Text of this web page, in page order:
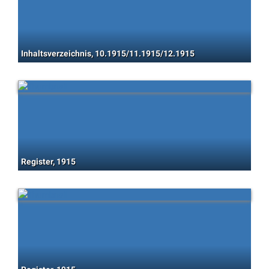
Inhaltsverzeichnis, 10.1915/11.1915/12.1915
Register, 1915